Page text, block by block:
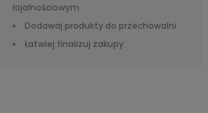
lojalnościowym.
Dodawaj produkty do przechowalni.
Łatwiej finalizuj zakupy.